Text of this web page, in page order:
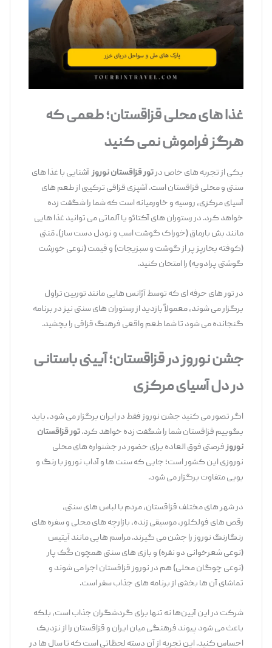
های محلی قزاقستان؛ طعمی که
هرگز فراموش نمی‌کنید
یکی از تجربه‌ های خاص درتور قزاقستان نوروزآشنایی با غذا های
سنتی و محلی قزاقستان است. آشپزی قزاقی ترکیبی از طعم‌ های
آسیای مرکزی، روسیه و خاورمیانه است که شما را شگفت ‌زده
خواهد کرد. در رستوران ‌های آکتائو یا آلماتی می ‌توانید غذا هایی
مانند بش ‌بارماق (خوراک گوشت اسب و نودل دست ‌ساز)، مَنتی
(کوفته بخارپز پر از گوشت و سبزیجات) و قیمت (نوعی خورشت
گوشتی پرادویه) را امتحان کنید.
در تور های حرفه‌ ای که توسط آژانس‌ هایی مانند توربین تراول
برگزار می ‌شوند، معمولاً بازدید از رستوران ‌های سنتی نیز در برنامه
گنجانده می‌ شود تا شما طعم واقعی فرهنگ قزاقی را بچشید.
جشن نوروز در قزاقستان؛ آیینی باستانی
در دل آسیای مرکزی
اگر تصور می ‌کنید جشن نوروز فقط در ایران برگزار می ‌شود، باید
بگوییم قزاقستان شما را شگفت ‌زده خواهد کرد.تور قزاقستان
فرصتی فوق ‌العاده برای حضور در جشنواره‌ های محلی
نوروزی این کشور است؛ جایی که سنت ‌ها و آداب نوروز با رنگ و
بویی متفاوت برگزار می ‌شود.
در شهر های مختلف قزاقستان، مردم با لباس ‌های سنتی،
رقص ‌های فولکلور، موسیقی زنده، بازارچه ‌های محلی و سفره ‌های
رنگارنگ نوروز را جشن می ‌گیرند. مراسم‌ هایی مانند آیتیس
(نوعی شعرخوانی دو نفره) و بازی ‌های سنتی همچون کُک ‌پار
(نوعی چوگان محلی) هم در نوروز قزاقستان اجرا می‌ شوند و
تماشای آن ‌ها بخشی از برنامه ‌های جذاب سفر است.
شرکت در این آیین‌ها نه ‌تنها برای گردشگران جذاب است، بلکه
باعث می‌ شود پیوند فرهنگی میان ایران و قزاقستان را از نزدیک
احساس کنید. این تجربه از آن دسته لحظاتی است که تا سال ‌ها در